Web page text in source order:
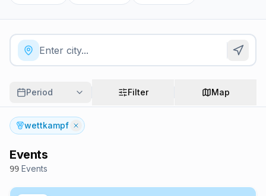
Period Filter Map
wettkampf
Events
99 Events